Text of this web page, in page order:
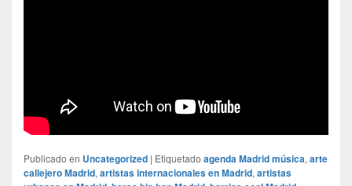
Publicado en Uncategorized | Etiquetado agenda Madrid música, arte
callejero Madrid, artistas internacionales en Madrid, artistas